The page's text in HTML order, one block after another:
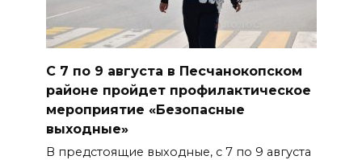
В Таганроге из-за аварии
улицах
07 августа 2026 18:42
В Ростовской области более
С 7 по 9 августа в Песчанокопском
районе пройдет профилактическое
мероприятие «Безопасные
выходные»
В предстоящие выходные, с 7 по 9 августа